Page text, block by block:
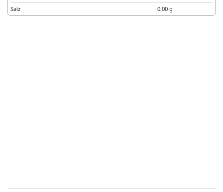
Salz
0,00 g